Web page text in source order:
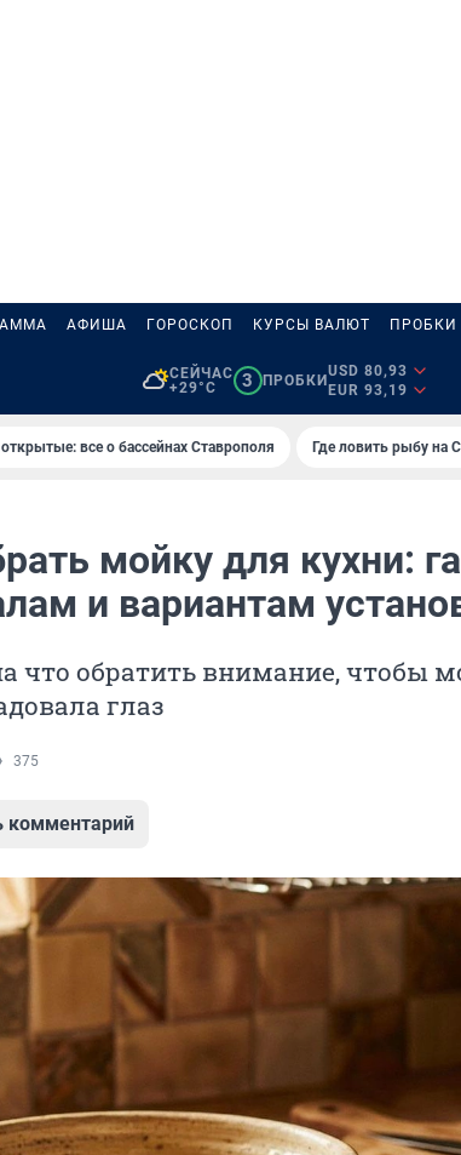
АФИША ГОРОСКОП КУРСЫ ВАЛЮТ ПРОБКИ
СЕЙЧАС
+29°C
3 ПРОБКИ
USD 80,93
EUR 93,19
все о бассейнах Ставрополя Где ловить рыбу на
мойку для кухни:
и вариантам
что обратить внимание, чтобы
глаз
375
комментарий